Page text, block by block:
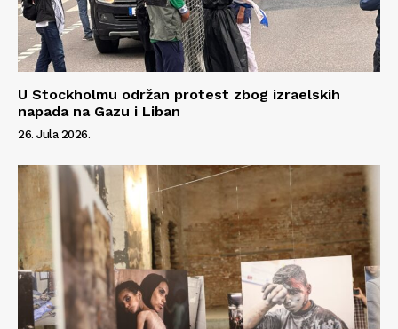
U Stockholmu održan protest zbog izraelskih
napada na Gazu i Liban
26. Jula 2026.